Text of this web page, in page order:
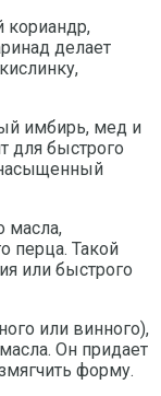
кориандр,
делает
имбирь, мед и
для быстрого
масла,
перца. Такой
или быстрого
или винного),
Он придает
форму.